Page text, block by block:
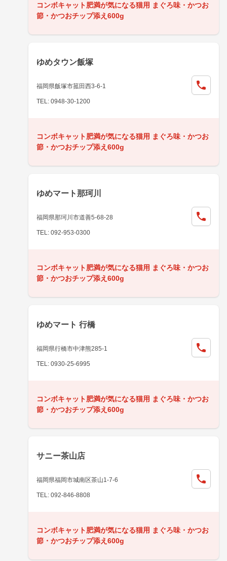
コンボキャット肥満が気になる猫用 まぐろ味・かつお
節・かつおチップ添え600g
ゆめタウン飯塚
福岡県飯塚市菰田西3-6-1
TEL: 0948-30-1200
コンボキャット肥満が気になる猫用 まぐろ味・かつお
節・かつおチップ添え600g
ゆめマート那珂川
福岡県那珂川市道善5-68-28
TEL: 092-953-0300
コンボキャット肥満が気になる猫用 まぐろ味・かつお
節・かつおチップ添え600g
ゆめマート 行橋
福岡県行橋市中津熊285-1
TEL: 0930-25-6995
コンボキャット肥満が気になる猫用 まぐろ味・かつお
節・かつおチップ添え600g
サニー茶山店
福岡県福岡市城南区茶山1-7-6
TEL: 092-846-8808
コンボキャット肥満が気になる猫用 まぐろ味・かつお
節・かつおチップ添え600g